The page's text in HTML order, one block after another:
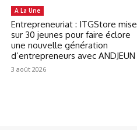
A La Une
Entrepreneuriat : ITGStore mise
sur 30 jeunes pour faire éclore
une nouvelle génération
d’entrepreneurs avec ANDJEUN
3 août 2026